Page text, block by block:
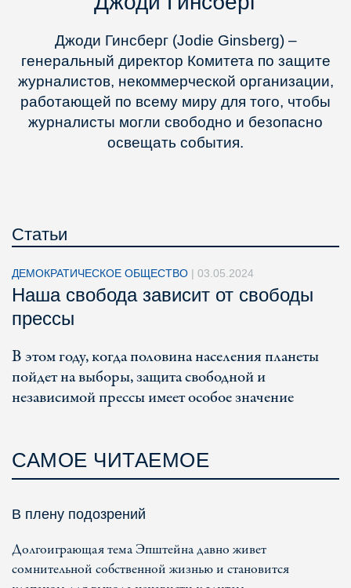
Джоди Гинсберг (Jodie Ginsberg) –
генеральный директор Комитета по защите
журналистов, некоммерческой организации,
работающей по всему миру для того, чтобы
журналисты могли свободно и безопасно
освещать события.
Статьи
ДЕМОКРАТИЧЕСКОЕ ОБЩЕСТВО | 03.05.2024
Наша свобода зависит от свободы
прессы
В этом году, когда половина населения планеты
пойдет на выборы, защита свободной и
независимой прессы имеет особое значение
САМОЕ ЧИТАЕМОЕ
В плену подозрений
Долгоиграющая тема Эпштейна давно живет
сомнительной собственной жизнью и становится